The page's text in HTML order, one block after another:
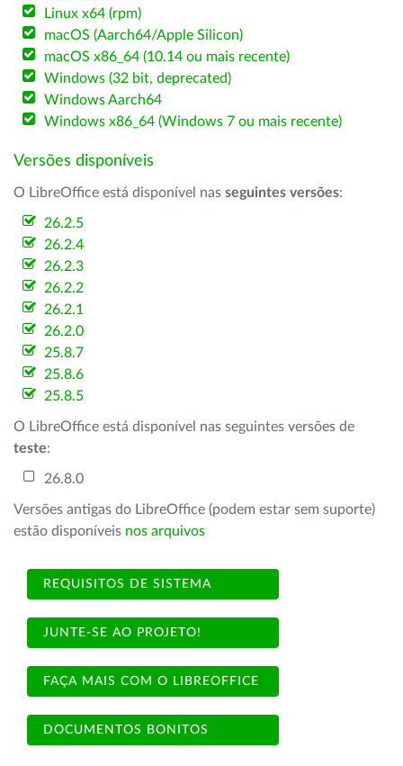
Linux x64 (rpm)
macOS (Aarch64/Apple Silicon)
macOS x86_64 (10.14 ou mais recente)
Windows (32 bit, deprecated)
Windows Aarch64
Windows x86_64 (Windows 7 ou mais recente)
Versões disponíveis
O LibreOffice está disponível nas seguintes versões:
26.2.5
26.2.4
26.2.3
26.2.2
26.2.1
26.2.0
25.8.7
25.8.6
25.8.5
O LibreOffice está disponível nas seguintes versões de
teste:
26.8.0
Versões antigas do LibreOffice (podem estar sem suporte)
estão disponíveis nos arquivos
REQUISITOS DE SISTEMA
JUNTE-SE AO PROJETO!
FAÇA MAIS COM O LIBREOFFICE
DOCUMENTOS BONITOS